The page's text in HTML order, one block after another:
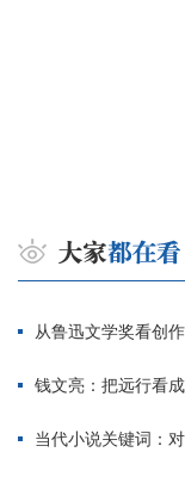
从鲁迅文学奖看创
钱文亮：把远行看
当代小说关键词：